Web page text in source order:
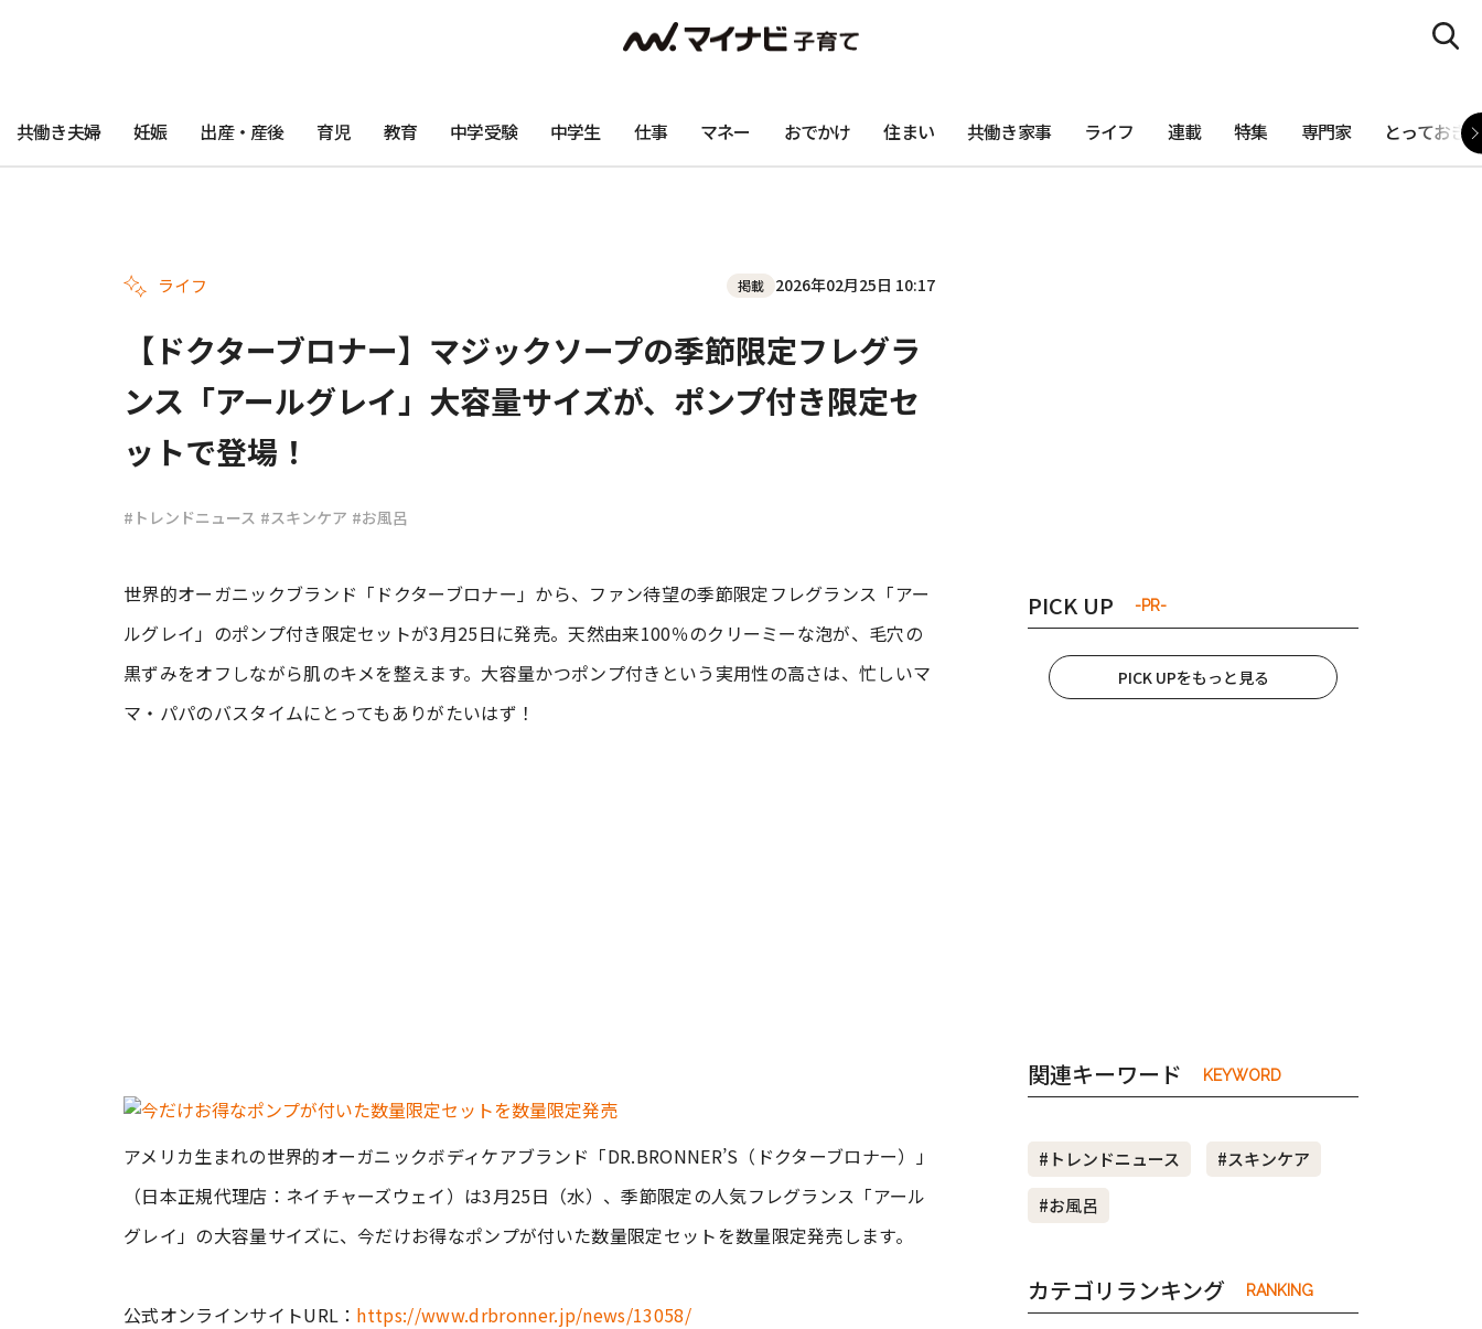
共働き夫婦 妊娠 出産・産後 育児 教育 中学受験 中学生 仕事 マネー おでかけ 住まい 共働き家事 ライフ 連載 特集 専門家 とっておき
ライフ 掲載 2026年02月25日 10:17
【ドクターブロナー】マジックソープの季節限定フレグラ
ンス「アールグレイ」大容量サイズが、ポンプ付き限定セ
ットで登場！
#トレンドニュース #スキンケア #お風呂
世界的オーガニックブランド「ドクターブロナー」から、ファン待望の季節限定フレグランス「アー
ルグレイ」のポンプ付き限定セットが3月25日に発売。天然由来100％のクリーミーな泡が、毛穴の
黒ずみをオフしながら肌のキメを整えます。大容量かつポンプ付きという実用性の高さは、忙しいマ
マ・パパのバスタイムにとってもありがたいはず！
アメリカ生まれの世界的オーガニックボディケアブランド「DR.BRONNER’S（ドクターブロナー）」
（日本正規代理店：ネイチャーズウェイ）は3月25日（水）、季節限定の人気フレグランス「アール
グレイ」の大容量サイズに、今だけお得なポンプが付いた数量限定セットを数量限定発売します。
公式オンラインサイトURL： https://www.drbronner.jp/news/13058/
PICK UP -PR-
PICK UPをもっと見る
関連キーワード KEYWORD
#トレンドニュース
#スキンケア
#お風呂
カテゴリランキング RANKING